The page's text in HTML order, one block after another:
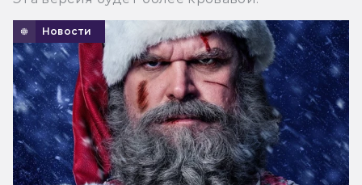
Новости